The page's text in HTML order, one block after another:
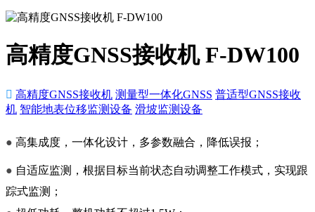
高精度GNSS接收机 F-DW100
 高精度GNSS接收机 测量型一体化GNSS 普适型GNSS接收
机 智能地表位移监测设备 滑坡监测设备
● 高集成度，一体化设计，多参数融合，降低误报；
● 自适应监测，根据目标当前状态自动调整工作模式，实现跟
踪式监测；